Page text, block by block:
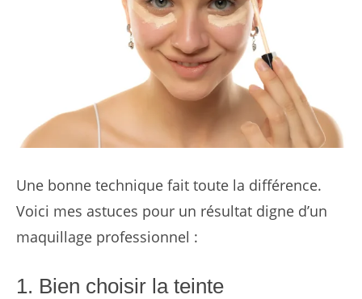
Une bonne technique fait toute la différence.
Voici mes astuces pour un résultat digne d’un
maquillage professionnel :
1. Bien choisir la teinte